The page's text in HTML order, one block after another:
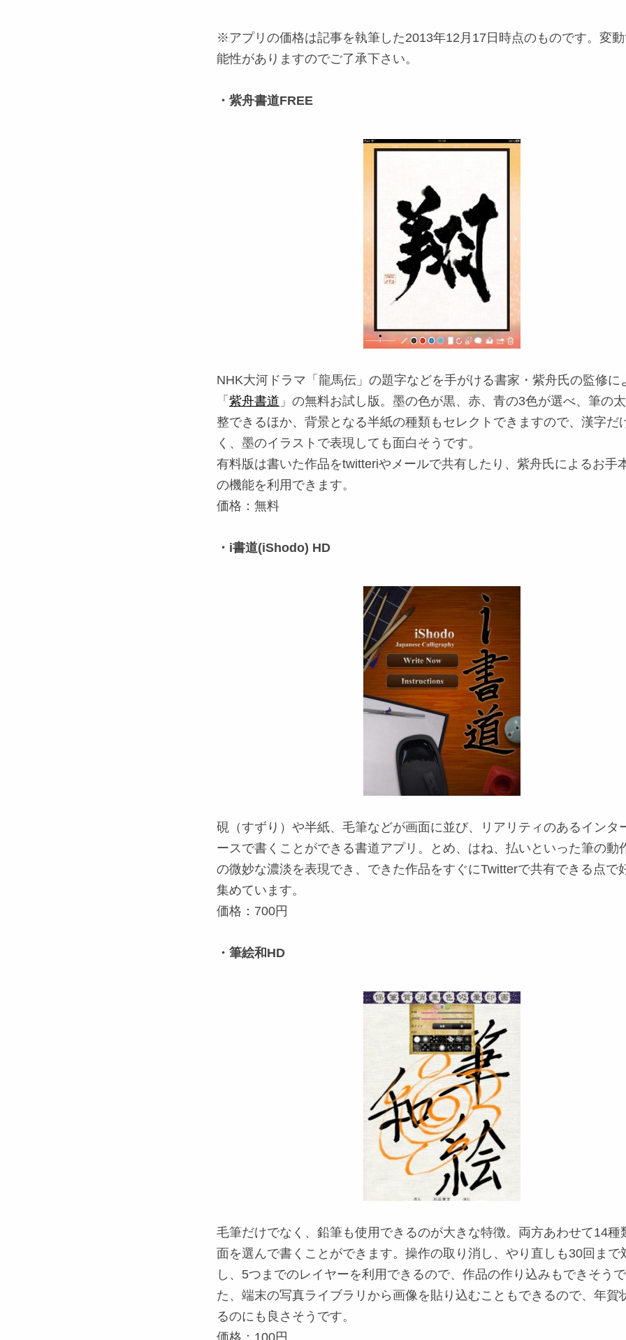
※アプリの価格は記事を執筆した2013年12月17日時点のものです。変
能性がありますのでご了承下さい。
・紫舟書道FREE
NHK大河ドラマ「龍馬伝」の題字などを手がける書家・紫舟氏の監修に
「 紫舟書道 」の無料お試し版。墨の色が黒、赤、青の3色が選べ、筆の
整できるほか、背景となる半紙の種類もセレクトできますので、漢字だ
く、墨のイラストで表現しても面白そうです。
有料版は書いた作品をtwitteriやメールで共有したり、紫舟氏によるお手
の機能を利用できます。
価格：無料
・i書道(iShodo) HD
硯（すずり）や半紙、毛筆などが画面に並び、リアリティのあるインタ
ースで書くことができる書道アプリ。とめ、はね、払いといった筆の動
の微妙な濃淡を表現でき、できた作品をすぐにTwitterで共有できる点で
集めています。
価格：700円
・筆絵和HD
毛筆だけでなく、鉛筆も使用できるのが大きな特徴。両方あわせて14種
面を選んで書くことができます。操作の取り消し、やり直しも30回まで
し、5つまでのレイヤーを利用できるので、作品の作り込みもできそう
た、端末の写真ライブラリから画像を貼り込むこともできるので、年賀
るのにも良さそうです。
価格：100円